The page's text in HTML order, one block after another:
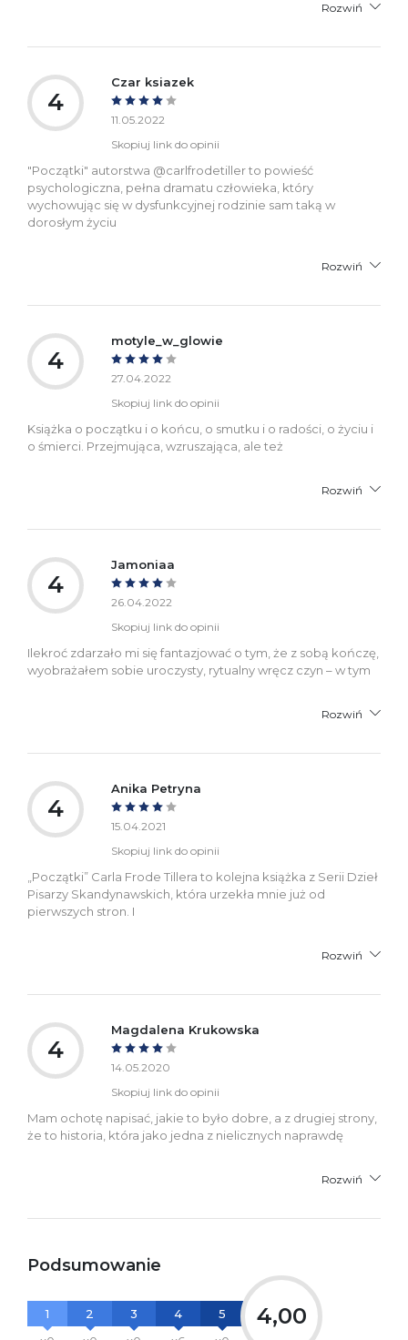
Rozwiń
4
Czar ksiazek
11.05.2022
Skopiuj link do opinii
"Początki" autorstwa @carlfrodetiller to powieść
psychologiczna, pełna dramatu człowieka, który
wychowując się w dysfunkcyjnej rodzinie sam taką w
dorosłym życiu
Rozwiń
4
motyle_w_glowie
27.04.2022
Skopiuj link do opinii
Książka o początku i o końcu, o smutku i o radości, o życiu i
o śmierci. Przejmująca, wzruszająca, ale też
Rozwiń
4
Jamoniaa
26.04.2022
Skopiuj link do opinii
Ilekroć zdarzało mi się fantazjować o tym, że z sobą kończę,
wyobrażałem sobie uroczysty, rytualny wręcz czyn – w tym
Rozwiń
4
Anika Petryna
15.04.2021
Skopiuj link do opinii
„Początki” Carla Frode Tillera to kolejna książka z Serii Dzieł
Pisarzy Skandynawskich, która urzekła mnie już od
pierwszych stron. I
Rozwiń
4
Magdalena Krukowska
14.05.2020
Skopiuj link do opinii
Mam ochotę napisać, jakie to było dobre, a z drugiej strony,
że to historia, która jako jedna z nielicznych naprawdę
Rozwiń
Podsumowanie
1
2
3
4
5
4,00